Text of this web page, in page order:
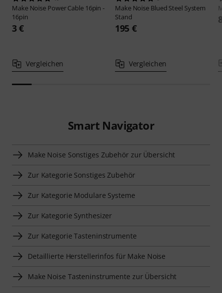
Make Noise Power Cable 16pin -
16pin
3 €
Vergleichen
Make Noise Blued Steel System
Stand
195 €
Vergleichen
Smart Navigator
Make Noise Sonstiges Zubehör zur Übersicht
Zur Kategorie Sonstiges Zubehör
Zur Kategorie Modulare Systeme
Zur Kategorie Synthesizer
Zur Kategorie Tasteninstrumente
Detaillierte Herstellerinfos für Make Noise
Make Noise Tasteninstrumente zur Übersicht